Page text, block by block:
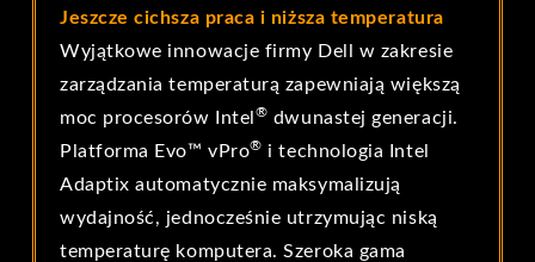
Jeszcze cichsza praca i niższa temperatura
Wyjątkowe innowacje firmy Dell w zakresie
zarządzania temperaturą zapewniają większą
moc procesorów Intel® dwunastej generacji.
Platforma Evo™ vPro® i technologia Intel
Adaptix automatycznie maksymalizują
wydajność, jednocześnie utrzymując niską
temperaturę komputera. Szeroka gama